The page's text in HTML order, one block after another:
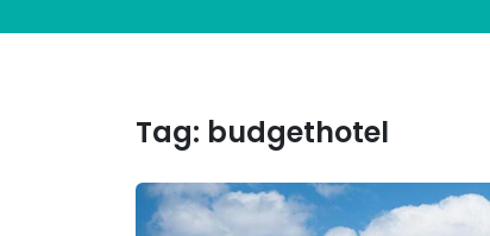
Tag: budgethotel